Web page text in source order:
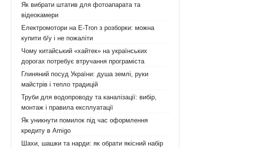
Як вибрати штатив для фотоапарата та
відеокамери
Електромотори на E-Tron з розборки: можна
купити б/у і не пожаліти
Чому китайський «хайтек» на українських
дорогах потребує втручання програміста
Глиняний посуд України: душа землі, руки
майстрів і тепло традицій
Труби для водопроводу та каналізації: вибір,
монтаж і правила експлуатації
Як уникнути помилок під час оформлення
кредиту в Amigo
Шахи, шашки та нарди: як обрати якісний набір